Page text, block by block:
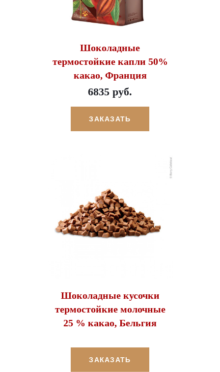
Шоколадные
термостойкие капли 50%
какао, Франция
6835 руб.
ЗАКАЗАТЬ
Шоколадные кусочки
термостойкие молочные
25 % какао, Бельгия
ЗАКАЗАТЬ